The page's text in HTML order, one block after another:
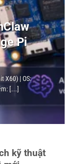
Pi
X60) | OS:
[...]
kỹ thuật